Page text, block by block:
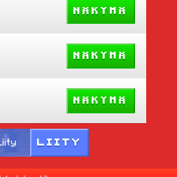
NÄKYMÄ
NÄKYMÄ
NÄKYMÄ
Liity LIITY